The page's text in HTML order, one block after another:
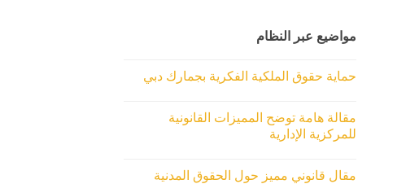
مواضيع عبر النظام
حماية حقوق الملكية الفكرية بجمارك دبي
مقالة هامة توضح المميزات القانونية
للمركزية الإدارية
مقال قانوني مميز حول الحقوق المدنية